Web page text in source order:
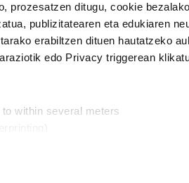
prozesatzen ditugu, cookie
publizitatearen eta edukiaren
erabiltzen dituen hautatzeko
edo Privacy triggerean
within several meters
Pribatutasun
da gure eginkizuna.